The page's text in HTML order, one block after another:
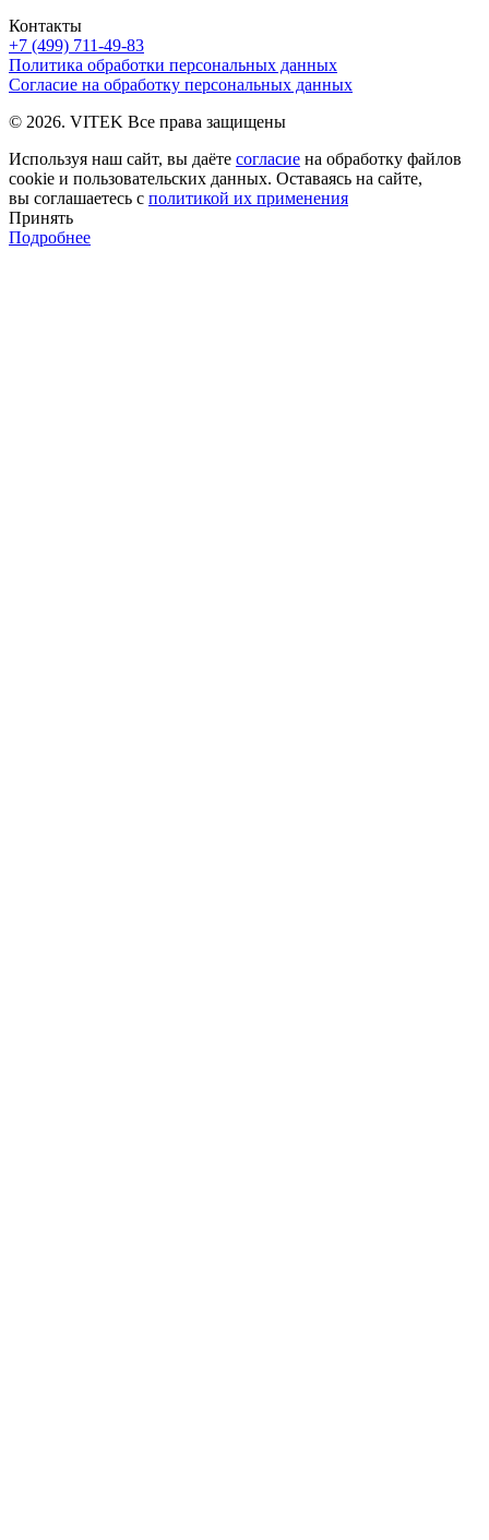
Контакты
+7 (499) 711-49-83
Политика обработки персональных данных
Согласие на обработку персональных данных
© 2026. VITEK Все права защищены
Используя наш сайт, вы даёте согласие на обработку файлов
cookie и пользовательских данных. Оставаясь на сайте,
вы соглашаетесь с политикой их применения
Принять
Подробнее